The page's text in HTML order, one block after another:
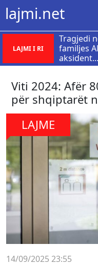
lajmi.net
LAJMI I RI
Tragjedi
familjes
aksident...
Viti 2024: Afër
për shqiptarët
LAJME
14/09/2025 23:55